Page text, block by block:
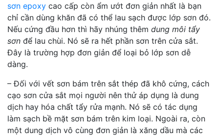
sơn epoxy cao cấp còn ẩm ướt đơn giản nhất là bạn
chỉ cần dùng khăn đã có thể lau sạch được lớp sơn đó.
Nếu cứng đầu hơn thì hãy nhúng thêm dung môi tẩy
sơn để lau chùi. Nó sẽ ra hết phần sơn trên cửa sắt.
Đây là trường hợp đơn giản để loại bỏ lớp sơn dễ
dàng.
– Đối với vết sơn bám trên sắt thép đã khô cứng, cách
cạo sơn cửa sắt mọi người nên thử áp dụng là dung
dịch hay hóa chất tẩy rửa mạnh. Nó sẽ có tác dụng
làm sạch bề mặt sơn bám trên kim loại. Ngoài ra, còn
một dung dịch vô cùng đơn giản là xăng dầu mà các